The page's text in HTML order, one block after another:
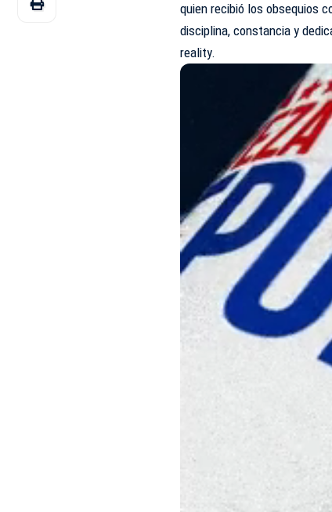
quien recibió los obsequios
disciplina, constancia y
reality.